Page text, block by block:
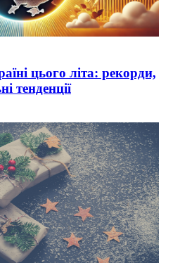
цього літа: рекорди,
тенденції